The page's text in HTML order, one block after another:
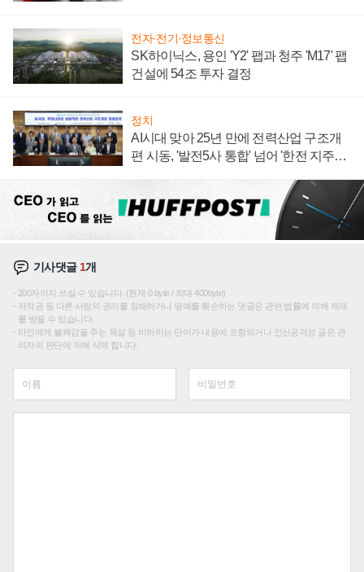
전자·전기·정보통신
SK하이닉스, 용인 'Y2' 팹과 청주 'M17' 팹
건설에 54조 투자 결정
정치
AI시대 맞아 25년 만에 전력산업 구조개
편 시동, '발전5사 통합' 넘어 '한전 지주사'
기사댓글1개
200자까지 쓰실 수 있습니다. (현재 0 byte / 최대 400byte)
저작권 등 다른 사람의 권리를 침해하거나 명예를 훼손하는 댓글은 관련 법률에 의해 제재
를 받을 수 있습니다.
타인에게 불쾌감을 주는 욕설 등 비하하는 단어가 내용에 포함되거나 인신공격성 글은 관
리자의 판단에 의해 삭제 합니다.